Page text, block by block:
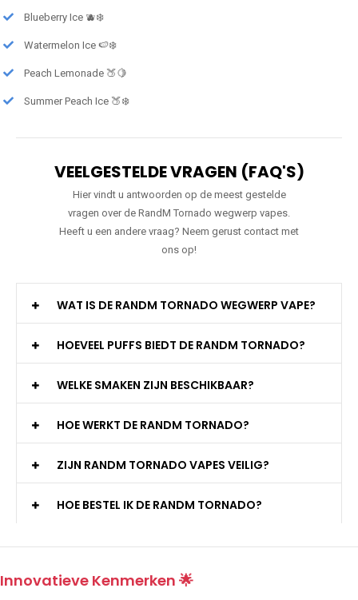
Blueberry Ice 🫐❄️
Watermelon Ice 🍉❄️
Peach Lemonade 🍑🍋
Summer Peach Ice 🍑❄️
VEELGESTELDE VRAGEN (FAQ'S)
Hier vindt u antwoorden op de meest gestelde
vragen over de RandM Tornado wegwerp vapes.
Heeft u een andere vraag? Neem gerust contact met
ons op!
WAT IS DE RANDM TORNADO WEGWERP VAPE?
HOEVEEL PUFFS BIEDT DE RANDM TORNADO?
WELKE SMAKEN ZIJN BESCHIKBAAR?
HOE WERKT DE RANDM TORNADO?
ZIJN RANDM TORNADO VAPES VEILIG?
HOE BESTEL IK DE RANDM TORNADO?
Innovatieve Kenmerken 🌟